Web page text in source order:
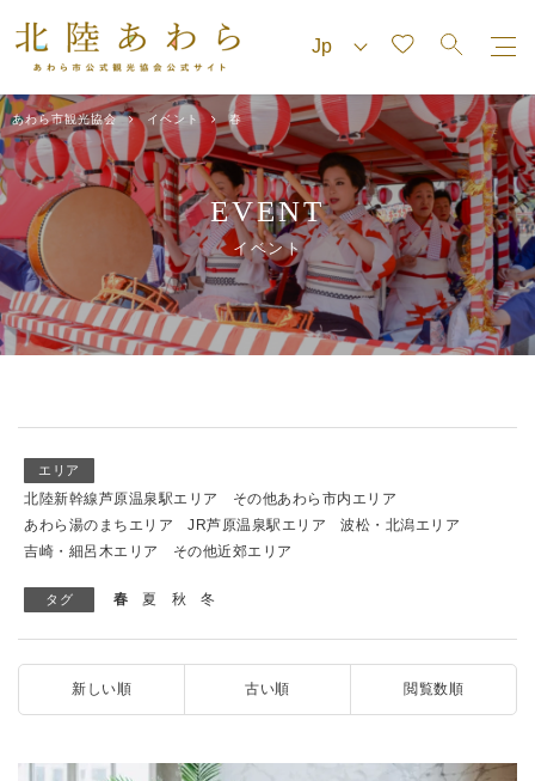
あわら市観光協会 イベント 春
EVENT
イベント
エリア
北陸新幹線芦原温泉駅エリア
その他あわら市内エリア
あわら湯のまちエリア
JR芦原温泉駅エリア
波松・北潟エリア
吉崎・細呂木エリア
その他近郊エリア
タグ 春 夏 秋 冬
新しい順 古い順 閲覧数順